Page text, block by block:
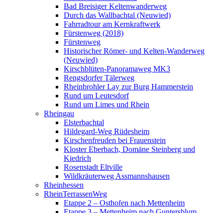
Bad Breisiger Keltenwanderweg
Durch das Wallbachtal (Neuwied)
Fahrradtour am Kernkraftwerk
Fürstenweg (2018)
Fürstenweg
Historischer Römer- und Kelten-Wanderweg
(Neuwied)
Kirschblüten-Panoramaweg MK3
Rengsdorfer Tälerweg
Rheinbrohler Lay zur Burg Hammerstein
Rund um Leutesdorf
Rund um Limes und Rhein
Rheingau
Elsterbachtal
Hildegard-Weg Rüdesheim
Kirschenfreuden bei Frauenstein
Kloster Eberbach, Domäne Steinberg und
Kiedrich
Rosenstadt Eltville
Wildkräuterweg Assmannshausen
Rheinhessen
RheinTerrassenWeg
Etappe 2 – Osthofen nach Mettenheim